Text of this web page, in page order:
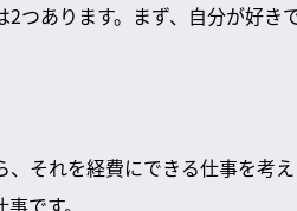
2つあります。まず、自分が好
それを経費にできる仕事を考